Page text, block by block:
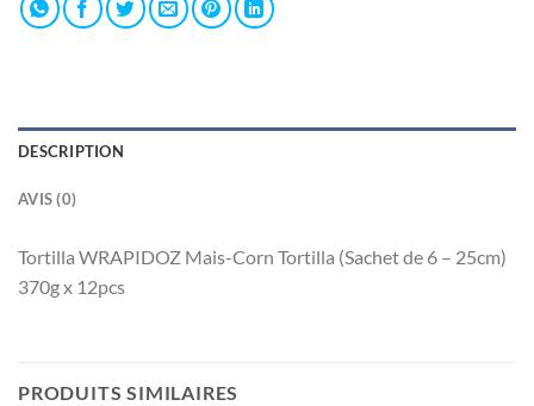
DESCRIPTION
AVIS (0)
Tortilla WRAPIDOZ Mais-Corn Tortilla (Sachet de 6 – 25cm)
370g x 12pcs
PRODUITS SIMILAIRES